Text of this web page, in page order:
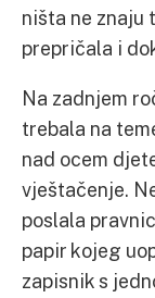
ništa ne znaju
prepričala i
Na zadnjem
trebala na
nad ocem
vještačenje.
poslala
papir kojeg
zapisnik s